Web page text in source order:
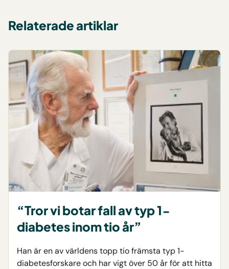
Relaterade artiklar
“Tror vi botar fall av typ 1-
diabetes inom tio år”
Han är en av världens topp tio främsta typ 1-
diabetesforskare och har vigt över 50 år för att hitta